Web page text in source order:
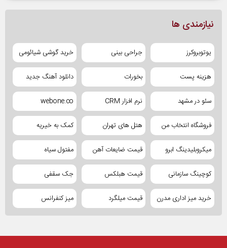
نیازمندی ها
یوتوبروکرز جراحی بینی خرید گوشی شیائومی
هزینه پست بخورات دانلود آهنگ جدید
سئو در مشهد نرم افزار CRM webone.co
فروشگاه انتخاب من هتل های تهران کمک به خیریه
میکروبلیدینگ ابرو قیمت ضایعات آهن مفتول سیاه
کوچینگ سازمانی قیمت هبلکس جک سقفی
خرید میز اداری مدرن قیمت میلگرد میز کنفرانس